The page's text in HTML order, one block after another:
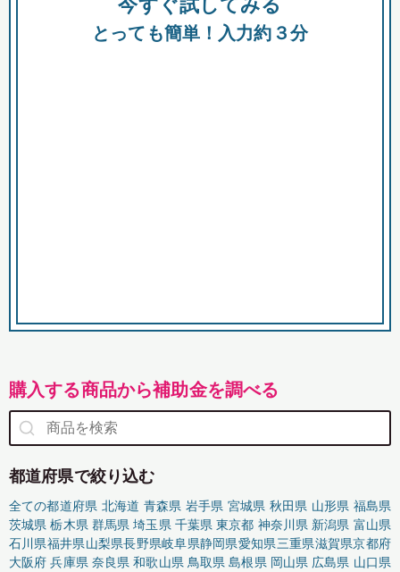
助成金 融資 出資
今すぐ試してみる
とっても簡単！入力約３分
購入する商品から補助金を調べる
都道府県で絞り込む
全ての都道府県 北海道 青森県 岩手県 宮城県 秋田県 山形県 福島県
茨城県 栃木県 群馬県 埼玉県 千葉県 東京都 神奈川県 新潟県 富山県
石川県福井県山梨県長野県岐阜県静岡県愛知県三重県滋賀県京都府
大阪府 兵庫県 奈良県 和歌山県 鳥取県 島根県 岡山県 広島県 山口県